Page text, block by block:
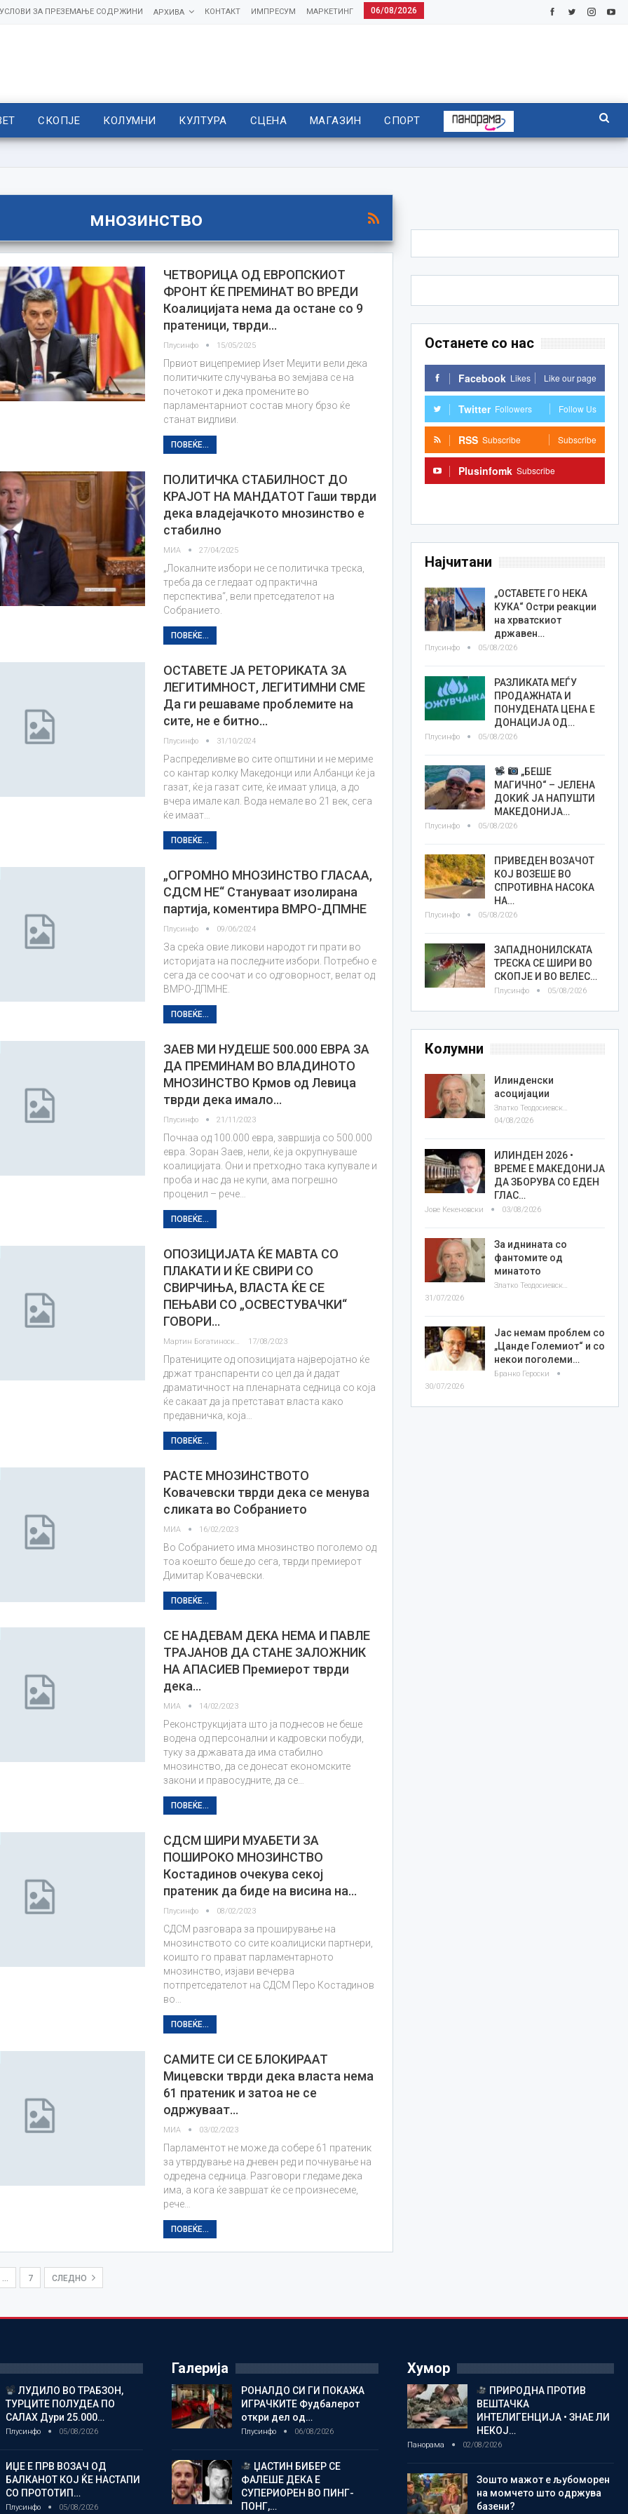
06/08/2026
МАРКЕТИНГ
ИМПРЕСУМ
КОНТАКТ
АРХИВА
УСЛОВИ ЗА ПРЕЗЕМАЊЕ СОДРЖИНИ
СКОПЈЕ КОЛУМНИ КУЛТУРА СЦЕНА МАГАЗИН СПОРТ
мнозинство
ЧЕТВОРИЦА ОД ЕВРОПСКИОТ
ФРОНТ ЌЕ ПРЕМИНАТ ВО ВРЕДИ
Коалицијата нема да остане со 9
пратеници, тврди…
Плусинфо 15/05/2025
Првиот вицепремиер Изет Меџити вели дека
политичките случувања во земјава се на
почетокот и дека промените во
парламентарниот состав многу брзо ќе
станат видливи.
ПОВЕЌЕ...
ПОЛИТИЧКА СТАБИЛНОСТ ДО
КРАЈОТ НА МАНДАТОТ Гаши тврди
дека владејачкото мнозинство е
стабилно
МИА 27/04/2025
„Локалните избори не се политичка треска,
треба да се гледаат од практична
перспектива“, вели претседателот на
Собранието.
ПОВЕЌЕ...
ОСТАВЕТЕ ЈА РЕТОРИКАТА ЗА
ЛЕГИТИМНОСТ, ЛЕГИТИМНИ СМЕ
Да ги решаваме проблемите на
сите, не е битно…
Плусинфо 31/10/2024
Распределивме во сите општини и не мериме
со кантар колку Македонци или Албанци ќе ја
газат, ќе ја газат сите, ќе имаат улица, а до
вчера имале кал. Вода немале во 21 век, сега
ќе имаат…
ПОВЕЌЕ...
„ОГРОМНО МНОЗИНСТВО ГЛАСАА,
СДСМ НЕ“ Стануваат изолирана
партија, коментира ВМРО-ДПМНЕ
Плусинфо 09/06/2024
За среќа овие ликови народот ги прати во
историјата на последните избори. Потребно е
сега да се соочат и со одговорност, велат од
ВМРО-ДПМНЕ.
ПОВЕЌЕ...
ЗАЕВ МИ НУДЕШЕ 500.000 ЕВРА ЗА
ДА ПРЕМИНАМ ВО ВЛАДИНОТО
МНОЗИНСТВО Крмов од Левица
тврди дека имало…
Плусинфо 21/11/2023
Почнаа од 100.000 евра, завршија со 500.000
евра. Зоран Заев, нели, ќе ја окрупнуваше
коалицијата. Они и претходно така купувале и
проба и нас да не купи, ама погрешно
проценил – рече…
ПОВЕЌЕ...
ОПОЗИЦИЈАТА ЌЕ МАВТА СО
ПЛАКАТИ И ЌЕ СВИРИ СО
СВИРЧИЊА, ВЛАСТА ЌЕ СЕ
ПЕЊАВИ СО „ОСВЕСТУВАЧКИ“
ГОВОРИ…
Мартин Богатиноски 17/08/2023
Пратениците од опозицијата најверојатно ќе
држат транспаренти со цел да ѝ дадат
драматичност на пленарната седница со која
ќе сакаат да ја претстават власта како
предавничка, која…
ПОВЕЌЕ...
РАСТЕ МНОЗИНСТВОТО
Ковачевски тврди дека се менува
сликата во Собранието
МИА 16/02/2023
Во Собранието има мнозинство поголемо од
тоа коешто беше до сега, тврди премиерот
Димитар Ковачевски.
ПОВЕЌЕ...
СЕ НАДЕВАМ ДЕКА НЕМА И ПАВЛЕ
ТРАЈАНОВ ДА СТАНЕ ЗАЛОЖНИК
НА АПАСИЕВ Премиерот тврди
дека…
МИА 14/02/2023
Реконструкцијата што ја поднесов не беше
водена од персонални и кадровски побуди,
туку за државата да има стабилно
мнозинство, да се донесат економските
закони и правосудните, да се…
ПОВЕЌЕ...
СДСМ ШИРИ МУАБЕТИ ЗА
ПОШИРОКО МНОЗИНСТВО
Костадинов очекува секој
пратеник да биде на висина на…
Плусинфо 08/02/2023
СДСМ разговара за проширување на
мнозинството со сите коалициски партнери,
коишто го прават парламентарното
мнозинство, изјави вечерва
потпретседателот на СДСМ Перо Костадинов
во…
ПОВЕЌЕ...
САМИТЕ СИ СЕ БЛОКИРААТ
Мицевски тврди дека власта нема
61 пратеник и затоа не се
одржуваат…
МИА 03/02/2023
Парламентот не може да собере 61 пратеник
за утврдување на дневен ред и почнување на
одредена седница. Разговори гледаме дека
има, а кога ќе завршат ќе се произнесеме,
рече…
ПОВЕЌЕ...
… 7 СЛЕДНО
Останете со нас
Facebook Likes Like our page
Twitter Followers Follow Us
RSS Subscribe Subscribe
Plusinfomk Subscribe
Најчитани
„ОСТАВЕТЕ ГО НЕКА
КУКА“ Остри реакции
на хрватскиот
државен…
Плусинфо 05/08/2026
РАЗЛИКАТА МЕЃУ
ПРОДАЖНАТА И
ПОНУДЕНАТА ЦЕНА Е
ДОНАЦИЈА ОД…
Плусинфо 05/08/2026
„БЕШЕ
МАГИЧНО“ – ЈЕЛЕНА
ДОКИЌ ЈА НАПУШТИ
МАКЕДОНИЈА…
Плусинфо 05/08/2026
ПРИВЕДЕН ВОЗАЧОТ
КОЈ ВОЗЕШЕ ВО
СПРОТИВНА НАСОКА
НА…
Плусинфо 05/08/2026
ЗАПАДНОНИЛСКАТА
ТРЕСКА СЕ ШИРИ ВО
СКОПЈЕ И ВО ВЕЛЕС…
Плусинфо 05/08/2026
Колумни
Илинденски
асоцијации
Златко Теодосиевски
04/08/2026
ИЛИНДЕН 2026 •
ВРЕМЕ Е МАКЕДОНИЈА
ДА ЗБОРУВА СО ЕДЕН
ГЛАС…
Јове Кекеновски 03/08/2026
За иднината со
фантомите од
минатото
Златко Теодосиевски
31/07/2026
Јас немам проблем со
„Цанде Големиот“ и со
некои поголеми…
Бранко Героски
30/07/2026
ЛУДИЛО ВО ТРАБЗОН,
ТУРЦИТЕ ПОЛУДЕА ПО
САЛАХ Дури 25.000…
Плусинфо 05/08/2026
ИЏЕ Е ПРВ ВОЗАЧ ОД
БАЛКАНОТ КОЈ ЌЕ НАСТАПИ
СО ПРОТОТИП…
Плусинфо 05/08/2026
Галерија
РОНАЛДО СИ ГИ ПОКАЖА
ИГРАЧКИТЕ Фудбалерот
откри дел од…
Плусинфо 06/08/2026
ЏАСТИН БИБЕР СЕ
ФАЛЕШЕ ДЕКА Е
СУПЕРИОРЕН ВО ПИНГ-
ПОНГ,…
Хумор
ПРИРОДНА ПРОТИВ
ВЕШТАЧКА
ИНТЕЛИГЕНЦИЈА • ЗНАЕ ЛИ
НЕКОЈ…
Панорама 02/08/2026
Зошто мажот е љубоморен
на момчето што одржува
базени?